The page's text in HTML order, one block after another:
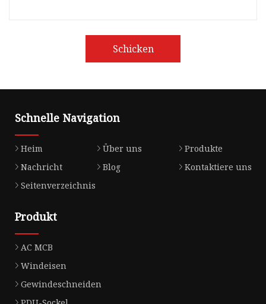
Schicken
Schnelle Navigation
Heim Über uns
Produkte
Nachricht
Blog
Kontaktiere uns
Seitenverzeichnis
Produkt
AC MCB
Windeisen
Gewindeschneiden